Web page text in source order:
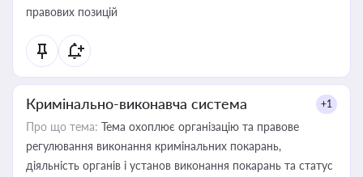
правових позицій
Кримінально-виконавча система +1
Про що тема: Тема охоплює організацію та правове
регулювання виконання кримінальних покарань,
діяльність органів і установ виконання покарань та статус